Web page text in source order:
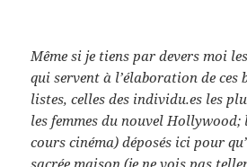
Même si je tiens par devers moi
qui servent à l’élaboration de ces
listes, celles des individu.es les
les femmes du nouvel Hollywood;
cours cinéma) déposés ici pour
sacrée maison (je ne vois pas